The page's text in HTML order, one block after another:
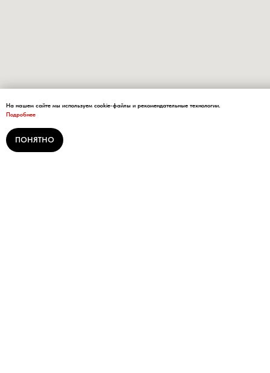
На нашем сайте мы используем cookie-файлы и рекомендательные технологии.
Подробнее
ПОНЯТНО